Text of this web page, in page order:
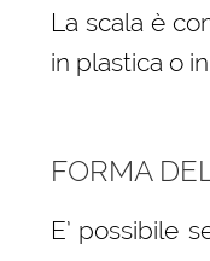
La scala è
in plastica o
FORMA
E’ possibile